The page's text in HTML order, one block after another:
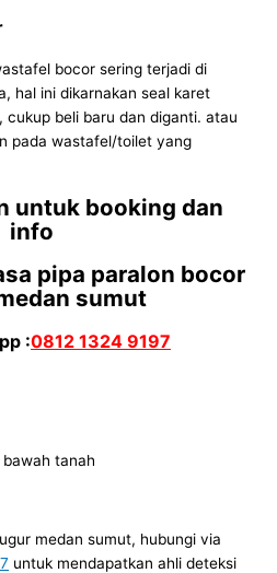
bocor sering terjadi di
hal ini dikarnakan seal karet
cukup beli baru dan diganti. atau
pada wastafel/toilet yang
untuk booking dan
info
pipa paralon bocor
sumut
:0812 1324 9197
medan sumut, hubungi via
untuk mendapatkan ahli deteksi